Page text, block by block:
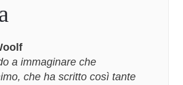
a immaginare che
che ha scritto così tante